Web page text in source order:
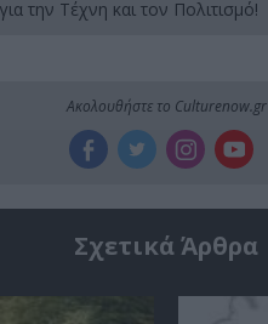
την Τέχνη και τον Πολιτισμό!
Ακολουθήστε το Culturenow.gr
Σχετικά Άρθρα